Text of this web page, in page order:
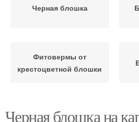
Черная блошка
Фитовермы от
крестоцветной блошки
Крестоцветная блошка
Черная блошка на